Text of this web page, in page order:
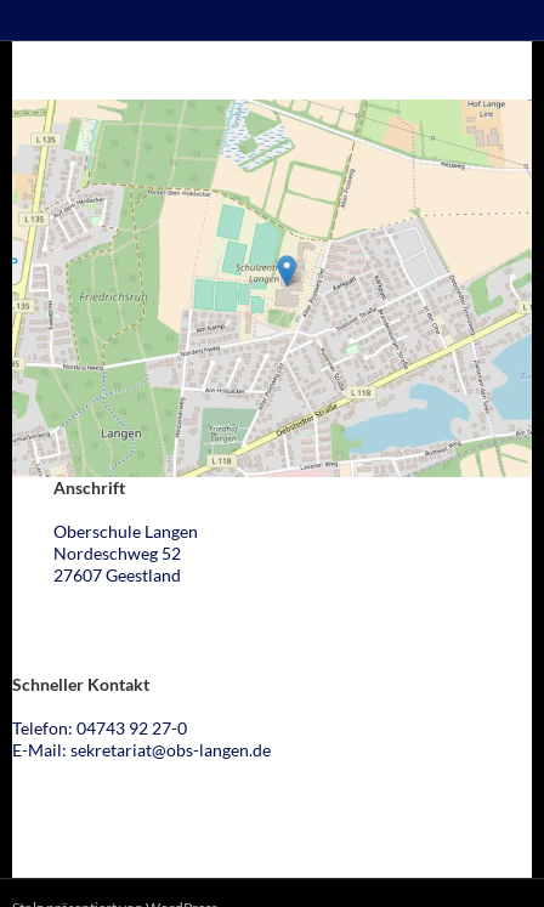
Anschrift
Oberschule Langen
Nordeschweg 52
27607 Geestland
Schneller Kontakt
Telefon: 04743 92 27-0
E-Mail: sekretariat@obs-langen.de